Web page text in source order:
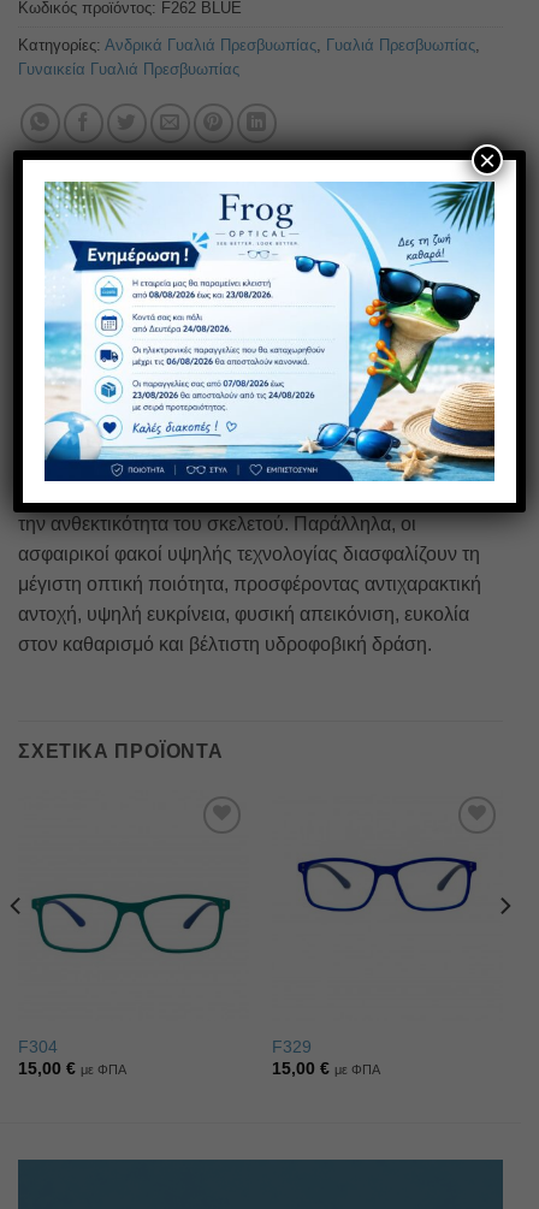
Κωδικός προϊόντος: F262 BLUE
Κατηγορίες: Ανδρικά Γυαλιά Πρεσβυωπίας Γυαλιά Πρεσβυωπίας
Γυναικεία Γυαλιά Πρεσβυωπίας
ΠΕΡΙΓΡΑΦΉ
ΕΠΙΠΛΈΟΝ ΠΛΗΡΟΦΟΡΊΕΣ
Γυαλιά πρεσβυωπίας σε χρώμα σκούρο μπλε.Μοντέλο
unisex.Πιστοποίηση ΕΟΦ για τους φακούς. Τα γυαλιά
FROG OPTICAL αποτελούν την ιδανική επιλογή για
άνετο και ξεκούραστο διάβασμα. Το προηγμένο σύστημα
την ανθεκτικότητα του σκελετού. Παράλληλα, οι
ασφαιρικοί φακοί υψηλής τεχνολογίας διασφαλίζουν τη
μέγιστη οπτική ποιότητα, προσφέροντας αντιχαρακτική
αντοχή, υψηλή ευκρίνεια, φυσική απεικόνιση, ευκολία
στον καθαρισμό και βέλτιστη υδροφοβική δράση.
ΣΧΕΤΙΚΆ ΠΡΟΪΌΝΤΑ
F304
15,00 € με ΦΠΑ
στην λίστα
επιθυμιών
F329
15,00€ με ΦΠΑ
×